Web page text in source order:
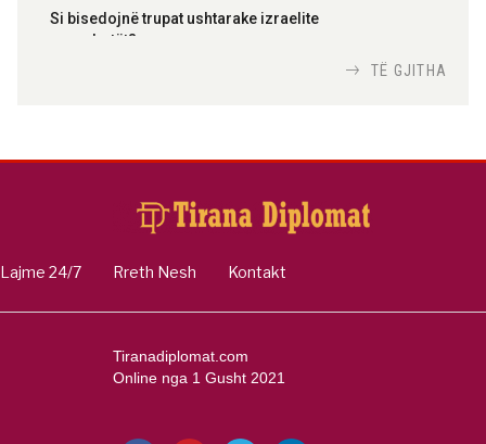
Si bisedojnë trupat ushtarake izraelite
me robotët?
inteligjente izraelite
TË GJITHA
Lajme 24/7 Rreth Nesh Kontakt
Tiranadiplomat.com
Online nga 1 Gusht 2021